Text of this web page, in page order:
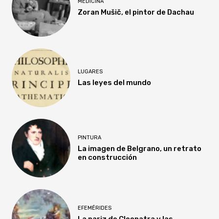
Zoran Mušič, el pintor de Dachau
LUGARES
Las leyes del mundo
PINTURA
La imagen de Belgrano, un retrato
en construcción
EFEMÉRIDES